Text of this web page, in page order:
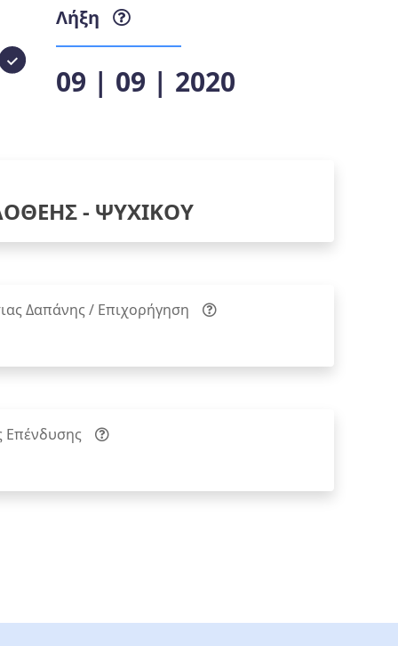
Λήξη
09 | 09 | 2020
- ΨΥΧΙΚΟΥ
Δαπάνης / Επιχορήγηση